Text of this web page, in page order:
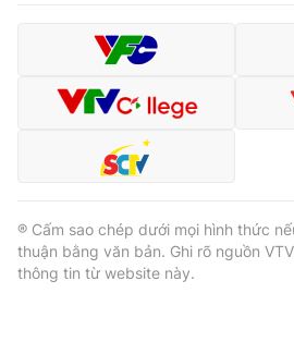
® Cấm sao chép dưới mọi hình thức
thuận bằng văn bản. Ghi rõ nguồn
thông tin từ website này.